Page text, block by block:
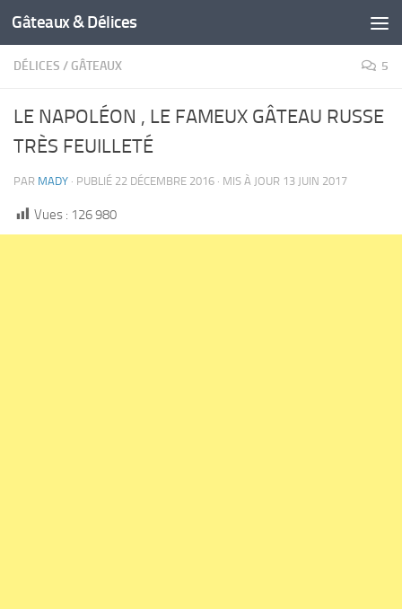
Gâteaux & Délices
DÉLICES / GÂTEAUX 5
LE NAPOLÉON , LE FAMEUX GÂTEAU RUSSE
TRÈS FEUILLETÉ
PAR MADY · PUBLIÉ 22 DÉCEMBRE 2016 · MIS À JOUR 13 JUIN 2017
Vues : 126 980